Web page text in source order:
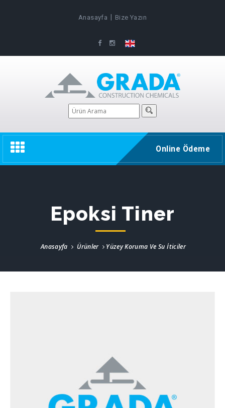
Anasayfa Bize Yazın
Toggle
navigation
Online Ödeme
Epoksi Tiner
Anasayfa Ürünler Yüzey Koruma Ve Su İticiler